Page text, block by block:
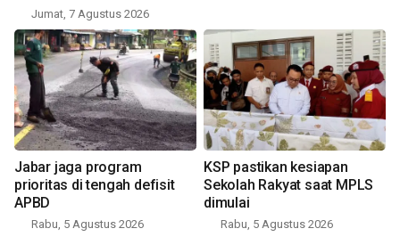
Jumat, 7 Agustus 2026
Jabar jaga program
prioritas di tengah defisit
APBD
Rabu, 5 Agustus 2026
KSP pastikan kesiapan
Sekolah Rakyat saat MPLS
dimulai
Rabu, 5 Agustus 2026